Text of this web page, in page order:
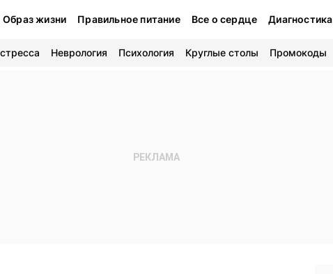
Образ жизни Правильное питание Все о сердце Диагностика
Неврология Психология Круглые столы Промокоды